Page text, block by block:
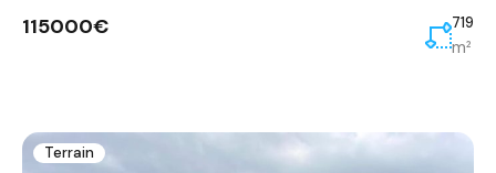
115000€ 719
m²
Terrain